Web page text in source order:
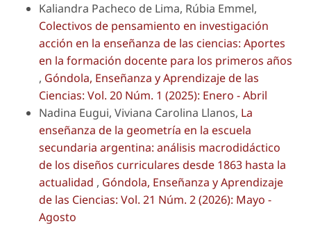
Kaliandra Pacheco de Lima, Rúbia Emmel,
Colectivos de pensamiento en investigación
acción en la enseñanza de las ciencias: Aportes
en la formación docente para los primeros años
, Góndola, Enseñanza y Aprendizaje de las
Ciencias: Vol. 20 Núm. 1 (2025): Enero - Abril
Nadina Eugui, Viviana Carolina Llanos, La
enseñanza de la geometría en la escuela
secundaria argentina: análisis macrodidáctico
de los diseños curriculares desde 1863 hasta la
actualidad , Góndola, Enseñanza y Aprendizaje
de las Ciencias: Vol. 21 Núm. 2 (2026): Mayo -
Agosto